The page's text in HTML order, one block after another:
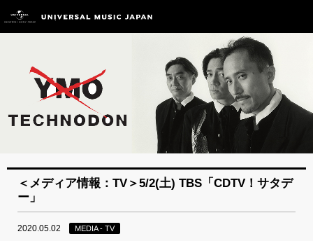
＜メディア情報：TV＞5/2(土) TBS「CDTV！サタデ
ー」
2020.05.02 MEDIA - TV